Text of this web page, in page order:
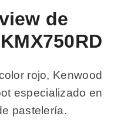
de
rojo, Kenwood
especializado en
pastelería.